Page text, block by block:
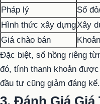
Pháp lý
Sổ
Hình thức xây dựngXây
Giá chào bán
Đặc biệt, sổ hồng riêng
đó, tính thanh khoản
đầu tư cũng giảm đáng kể.
3. Đánh Giá Giá